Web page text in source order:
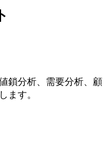
鎖分析、需要分析、顧
ます。